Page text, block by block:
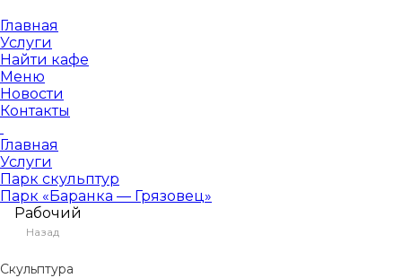
Главная
Услуги
Найти кафе
Меню
Новости
Контакты
Главная
Услуги
Парк скульптур
Парк «Баранка — Грязовец»
Рабочий
Назад
Скульптура